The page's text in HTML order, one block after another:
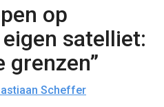
op
satelliet:
grenzen”
Scheffer